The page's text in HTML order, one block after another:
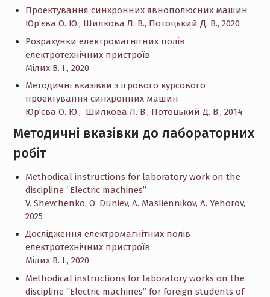
Проектування синхронних явнополюсних машин
Юр’єва О. Ю., Шилкова Л. В., Потоцький Д. В., 2020
Розрахунки електромагнітних полів
електротехнічних пристроїв
Мілих В. І., 2020
Методичні вказівки з ігрового курсового
проектування синхронних машин
Юр’єва О. Ю., Шилкова Л. В., Потоцький Д. В., 2014
Методичні вказівки до лабораторних
робіт
Methodical instructions for laboratory work on the
discipline “Electric machines”
V. Shevchenko, О. Duniev, А. Masliennikov, А. Yehorov,
2025
Дослідження електромагнітних полів
електротехнічних пристроїв
Мілих В. І., 2020
Methodical instructions for laboratory works on the
discipline “Electric machines” for foreign students of